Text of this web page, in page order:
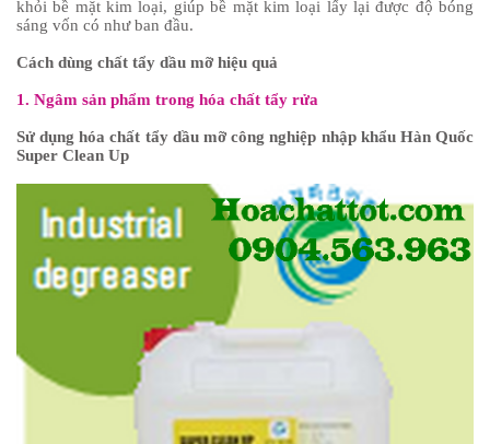
khỏi bề mặt kim loại, giúp bề mặt kim loại lấy lại được độ bóng
sáng vốn có như ban đầu.
Cách dùng chất tẩy dầu mỡ hiệu quả
1. Ngâm sản phẩm trong hóa chất tẩy rửa
Sử dụng hóa chất tẩy dầu mỡ công nghiệp nhập khẩu Hàn Quốc
Super Clean Up